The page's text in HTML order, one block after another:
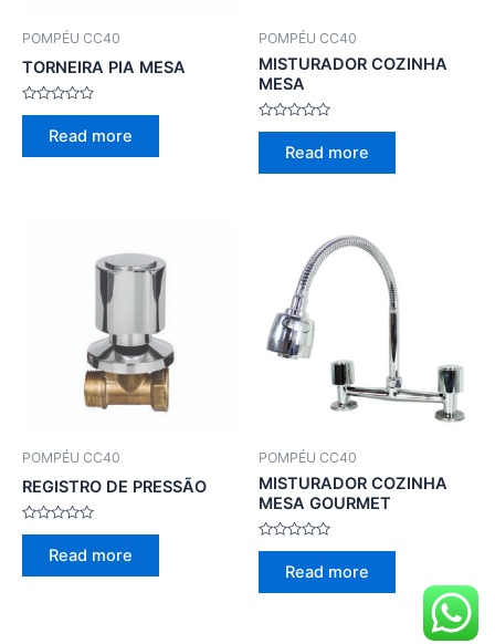
POMPÉU CC40
TORNEIRA PIA MESA
Rated
Read more
POMPÉU CC40
MISTURADOR COZINHA
MESA
Rated
Read more
POMPÉU CC40
REGISTRO DE PRESSÃO
Rated
Read more
POMPÉU CC40
MISTURADOR COZINHA
MESA GOURMET
Rated
Read more